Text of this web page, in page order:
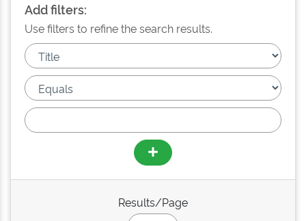
Add filters:
Use filters to refine the search results.
Results/Page